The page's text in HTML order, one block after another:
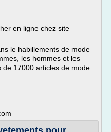
en ligne chez site
le habillements de mode
les hommes et les
17000 articles de mode